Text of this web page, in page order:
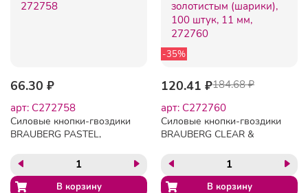
66.30 ₽
арт: C272758
Силовые кнопки-гвоздики
BRAUBERG PASTEL,
штук, 10 мм, 272758
-35%
120.41 ₽184.68 ₽
арт: C272760
Силовые кнопки-гвоздики
BRAUBERG CLEAR &
золотистым (шарики), 100
штук, 11 мм, 272760